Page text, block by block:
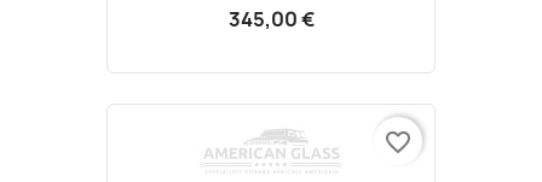
345,00 €
favorite_border